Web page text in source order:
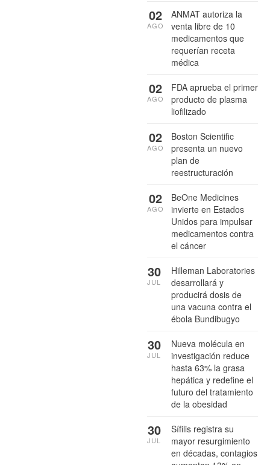
ANMAT autoriza la
venta libre de 10
medicamentos que
requerían receta
médica
02
AGO
FDA aprueba el primer
producto de plasma
liofilizado
02
AGO
Boston Scientific
presenta un nuevo
plan de
reestructuración
02
AGO
BeOne Medicines
invierte en Estados
Unidos para impulsar
medicamentos contra
el cáncer
02
AGO
Hilleman Laboratories
desarrollará y
producirá dosis de
una vacuna contra el
ébola Bundibugyo
30
JUL
Nueva molécula en
investigación reduce
hasta 63% la grasa
hepática y redefine el
futuro del tratamiento
de la obesidad
30
JUL
Sífilis registra su
mayor resurgimiento
en décadas, contagios
30
JUL